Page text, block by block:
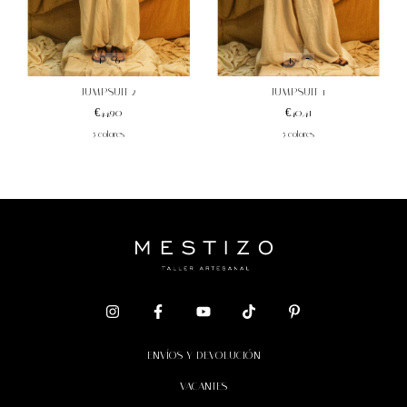
1/6
JUMPSUIT 2
€44,90
5 colores
1/7
JUMPSUIT 1
€40,41
5 colores
ENVÍOS Y DEVOLUCIÓN
VACANTES